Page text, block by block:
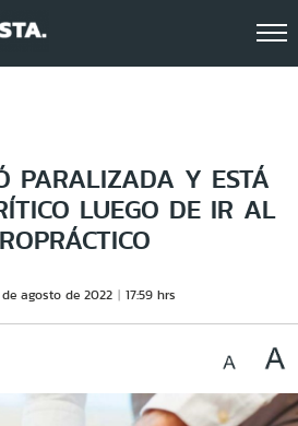
PARALIZADA Y ESTÁ
LUEGO DE IR AL
agosto de 2022 17:59 hrs